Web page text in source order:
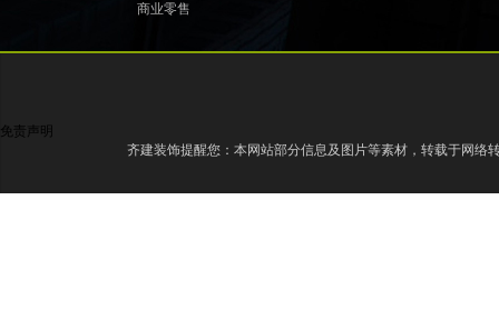
商业零售
免责声明
齐建装饰提醒您：本网站部分信息及图片等素材，转载于网络